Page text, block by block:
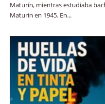
Maturín, mientras estudiaba
Maturín en 1945. En...